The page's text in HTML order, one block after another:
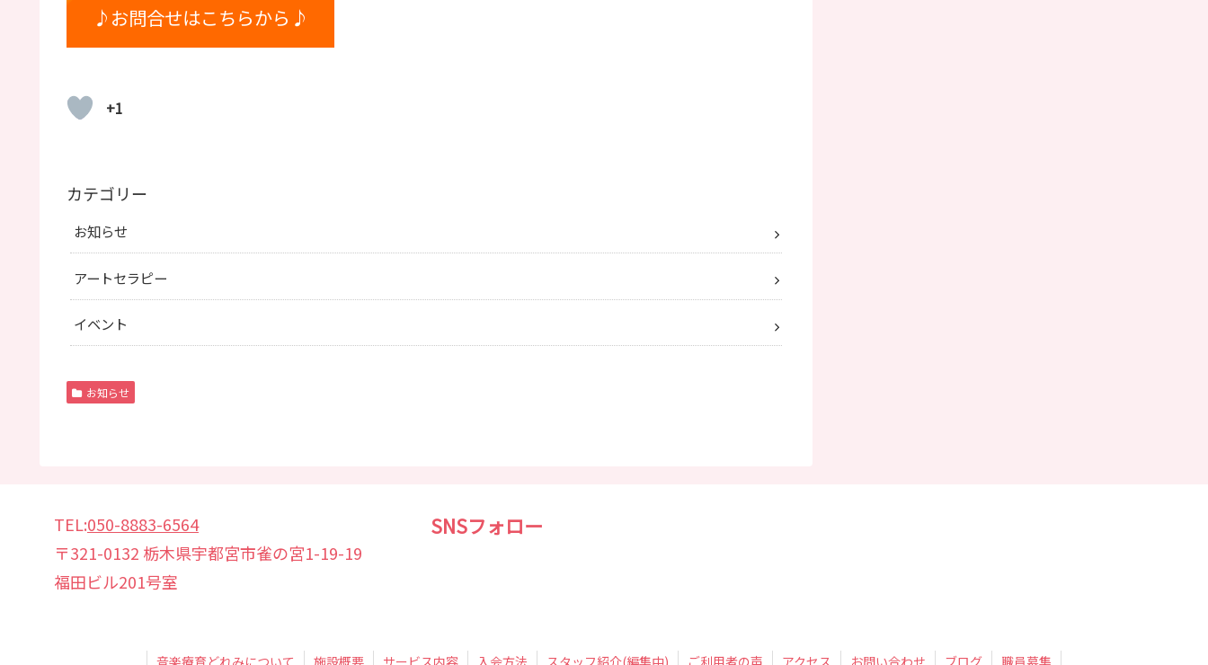
♪お問合せはこちらから♪
+1
カテゴリー
お知らせ
アートセラピー
イベント
お知らせ
TEL:050-8883-6564
〒321-0132 栃木県宇都宮市雀の宮1-19-19
福田ビル201号室
SNSフォロー
音楽療育どれみについて 施設概要 サービス内容 入会方法 スタッフ紹介(編集中) ご利用者の声 アクセス お問い合わせ ブログ 職員募集